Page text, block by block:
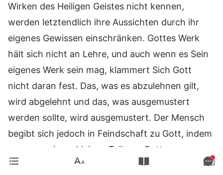
Wirken des Heiligen Geistes nicht kennen,
werden letztendlich ihre Aussichten durch ihr
eigenes Gewissen einschränken. Gottes Werk
hält sich nicht an Lehre, und auch wenn es Sein
eigenes Werk sein mag, klammert Sich Gott
nicht daran fest. Das, was es abzulehnen gilt,
wird abgelehnt und das, was ausgemustert
werden sollte, wird ausgemustert. Der Mensch
begibt sich jedoch in Feindschaft zu Gott, indem
er nur an einem kleinen Teil von Gottes
Führungsarbeit festhält. Ist dies nicht die